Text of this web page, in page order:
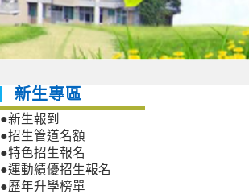
新生專區
●新生報到
●招生管道名額
●特色招生報名
●運動績優招生報名
●歷年升學榜單